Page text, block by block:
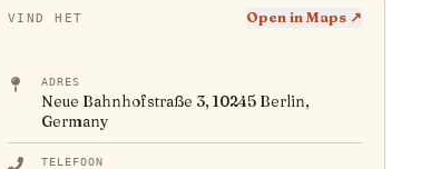
VIND HET Open in Maps ↗
ADRES
Neue Bahnhofstraße 3, 10245 Berlin,
Germany
TELEFOON